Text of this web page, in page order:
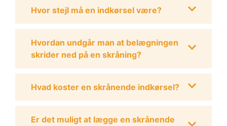
Hvor stejl må en indkørsel være?
Hvordan undgår man at belægningen
skrider ned på en skråning?
Hvad koster en skrånende indkørsel?
Er det muligt at lægge en skrånende